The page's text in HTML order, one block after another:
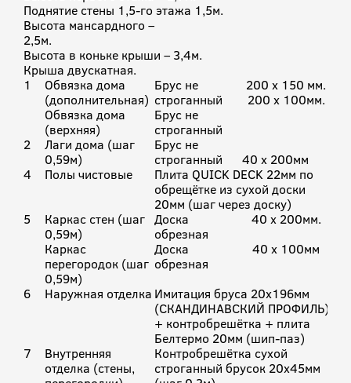
Поднятие стены 1,5-го этажа 1,5м.
Высота мансардного –
2,5м.
Высота в коньке крыши – 3,4м.
Крыша двускатная.
1
Обвязка дома
(дополнительная)
Обвязка дома
(верхняя)
Брус не
строганный
Брус не
строганный
200 х 150 мм.
200 х 100мм.
2
Лаги дома (шаг
0,59м)
Брус не
строганный
40 х 200мм
4
Полы чистовые
Плита QUICK DECK 22мм по
обрещётке из сухой доски
20мм (шаг через доску)
5
Каркас стен (шаг
0,59м)
Доска
обрезная
40 х 200мм.
Каркас
перегородок (шаг
0,59м)
Доска
обрезная
40 х 100мм
6 Наружная отделка Имитация бруса 20х196мм
(СКАНДИНАВСКИЙ ПРОФИЛЬ)
+ контробрешётка + плита
Белтермо 20мм (шип-паз)
7
Внутренняя
отделка (стены,
Контробрешётка сухой
строганный брусок 20х45мм